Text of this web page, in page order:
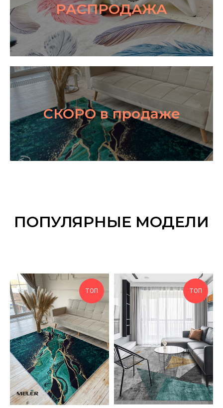
РАСПРОДАЖА
СКОРО в продаже
ПОПУЛЯРНЫЕ МОДЕЛИ
ТОП ТОП